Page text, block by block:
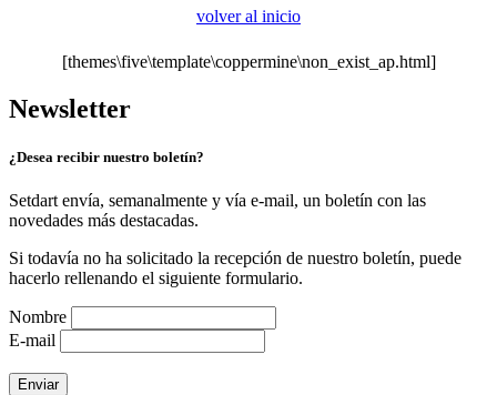
volver al inicio
[themes\five\template\coppermine\non_exist_ap.html]
Newsletter
¿Desea recibir nuestro boletín?
Setdart envía, semanalmente y vía e-mail, un boletín con las
novedades más destacadas.
Si todavía no ha solicitado la recepción de nuestro boletín, puede
hacerlo rellenando el siguiente formulario.
Nombre
E-mail